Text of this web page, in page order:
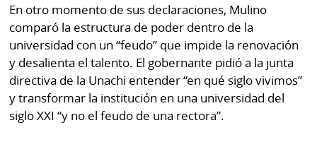
En otro momento de sus declaraciones, Mulino
comparó la estructura de poder dentro de la
universidad con un “feudo” que impide la renovación
y desalienta el talento. El gobernante pidió a la junta
directiva de la Unachi entender “en qué siglo vivimos”
y transformar la institución en una universidad del
siglo XXI “y no el feudo de una rectora”.